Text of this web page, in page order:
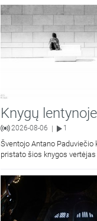
Knygų lentynoje
2026-08-06 1
Šventojo Antano Paduviečio
pristato šios knygos vertėjas
moralinės teologijos dr.